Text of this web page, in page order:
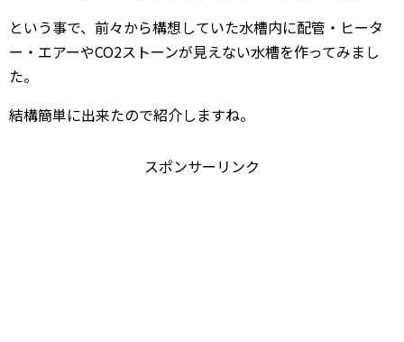
という事で、前々から構想していた水槽内に配管・ヒータ
ー・エアーやCO2ストーンが見えない水槽を作ってみまし
た。
結構簡単に出来たので紹介しますね。
スポンサーリンク